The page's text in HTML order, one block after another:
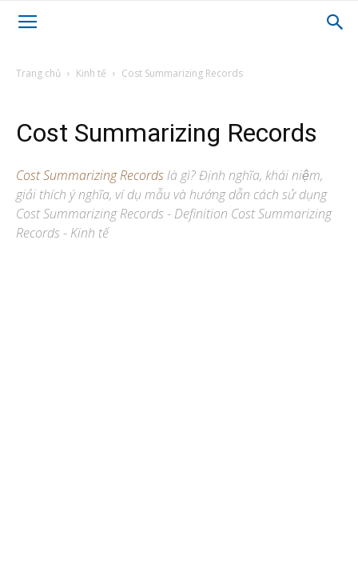
Trang chủ Kinh tế Cost Summarizing Records
Cost Summarizing Records
Cost Summarizing Recordslà gì? Định nghĩa, khái niệm,
giải thích ý nghĩa, ví dụ mẫu và hướng dẫn cách sử dụng
Cost Summarizing Records - Definition Cost Summarizing
Records - Kinh tế